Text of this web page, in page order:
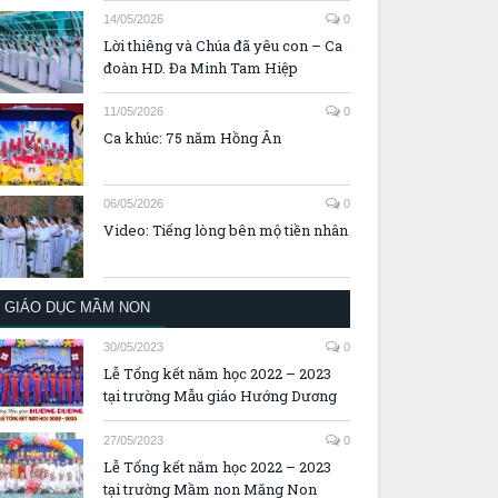
14/05/2026 0
Lời thiêng và Chúa đã yêu con – Ca
đoàn HD. Đa Minh Tam Hiệp
11/05/2026 0
Ca khúc: 75 năm Hồng Ân
06/05/2026 0
Video: Tiếng lòng bên mộ tiền nhân
GIÁO DỤC MẦM NON
30/05/2023 0
Lễ Tổng kết năm học 2022 – 2023
tại trường Mẫu giáo Hướng Dương
27/05/2023 0
Lễ Tổng kết năm học 2022 – 2023
tại trường Mầm non Măng Non